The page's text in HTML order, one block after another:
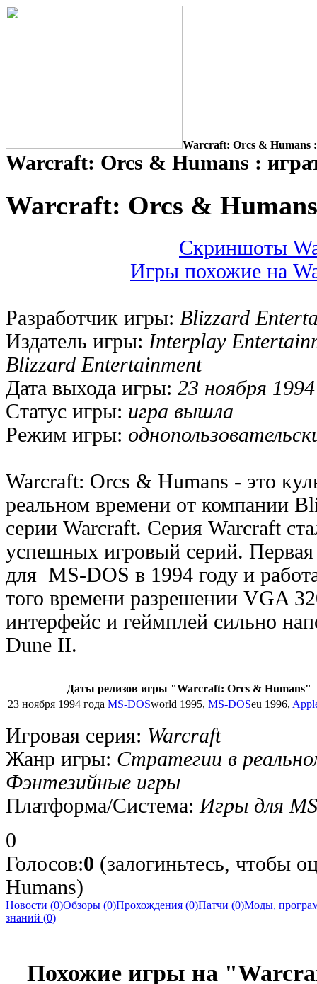
Warcraft: Orcs & Humans
Warcraft: Orcs & Humans :
Warcraft: Orcs & Humans
Скриншоты
Игры похожие на
Разработчик игры: Blizzard
Издатель игры: Interplay
Blizzard Entertainment
Дата выхода игры: 23 ноября
Статус игры: игра вышла
Режим игры:
Warcraft: Orcs & Humans - это
реальном времени от компании
серии Warcraft. Серия Warcraft
успешных игровый серий.
для MS-DOS в 1994 году и
того времени разрешении VGA
интерфейс и геймплей сильно
Dune II.
Даты релизов игры "Warcraft: Orcs & Humans"
23 ноября 1994 года MS-DOSworld 1995, MS-DOSeu 1996,
Игровая серия: Warcraft
Жанр игры: Стратегии в
Фэнтезийные игры
Платформа/Система: Игры для
0
Голосов:0 (залогиньтесь, чтобы
Humans)
Новости (0)Обзоры (0)Прохождения (0)Патчи (0)Моды,
знаний (0)
Похожие игры на